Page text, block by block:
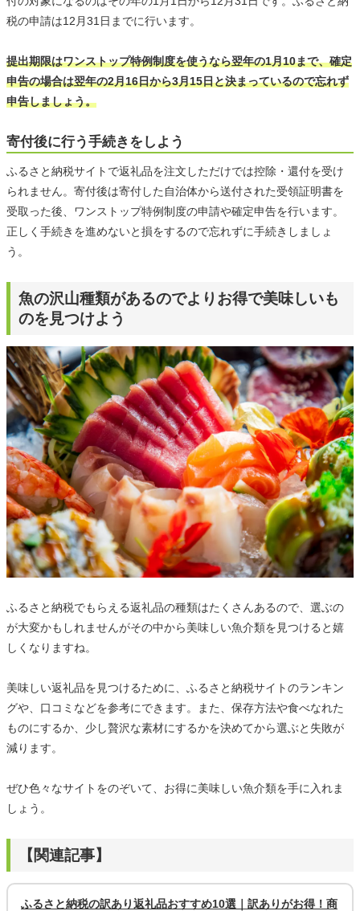
税の申請は12月31日までに行います。
提出期限はワンストップ特例制度を使うなら翌年の1月10まで、確定
申告の場合は翌年の2月16日から3月15日と決まっているので忘れず
申告しましょう。
寄付後に行う手続きをしよう
ふるさと納税サイトで返礼品を注文しただけでは控除・還付を受け
られません。寄付後は寄付した自治体から送付された受領証明書を
受取った後、ワンストップ特例制度の申請や確定申告を行います。
正しく手続きを進めないと損をするので忘れずに手続きしましょ
う。
魚の沢山種類があるのでよりお得で美味しいも
のを見つけよう
ふるさと納税でもらえる返礼品の種類はたくさんあるので、選ぶの
が大変かもしれませんがその中から美味しい魚介類を見つけると嬉
しくなりますね。
美味しい返礼品を見つけるために、ふるさと納税サイトのランキン
グや、口コミなどを参考にできます。また、保存方法や食べなれた
ものにするか、少し贅沢な素材にするかを決めてから選ぶと失敗が
減ります。
ぜひ色々なサイトをのぞいて、お得に美味しい魚介類を手に入れま
しょう。
【関連記事】
ふるさと納税の訳あり返礼品おすすめ10選｜訳ありがお得！商